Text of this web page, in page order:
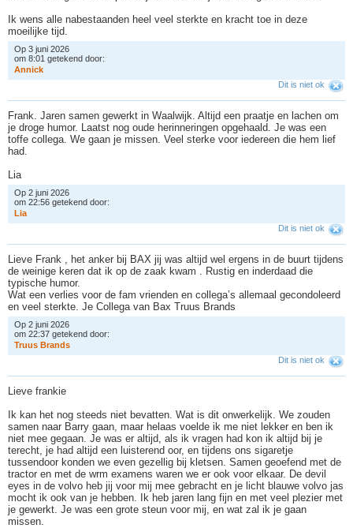
Ik wens alle nabestaanden heel veel sterkte en kracht toe in deze
moeilijke tijd.
Op 3 juni 2026
om 8:01 getekend door:
Annick
Dit is niet ok
Frank. Jaren samen gewerkt in Waalwijk. Altijd een praatje en lachen om
je droge humor. Laatst nog oude herinneringen opgehaald. Je was een
toffe collega. We gaan je missen. Veel sterke voor iedereen die hem lief
had.
Lia
Op 2 juni 2026
om 22:56 getekend door:
Lia
Dit is niet ok
Lieve Frank , het anker bij BAX jij was altijd wel ergens in de buurt tijdens
de weinige keren dat ik op de zaak kwam . Rustig en inderdaad die
typische humor.
Wat een verlies voor de fam vrienden en collega’s allemaal gecondoleerd
en veel sterkte. Je Collega van Bax Truus Brands
Op 2 juni 2026
om 22:37 getekend door:
Truus Brands
Dit is niet ok
Lieve frankie
Ik kan het nog steeds niet bevatten. Wat is dit onwerkelijk. We zouden
samen naar Barry gaan, maar helaas voelde ik me niet lekker en ben ik
niet mee gegaan. Je was er altijd, als ik vragen had kon ik altijd bij je
terecht, je had altijd een luisterend oor, en tijdens ons sigaretje
tussendoor konden we even gezellig bij kletsen. Samen geoefend met de
tractor en met de wrm examens waren we er ook voor elkaar. De devil
eyes in de volvo heb jij voor mij mee gebracht en je licht blauwe volvo jas
mocht ik ook van je hebben. Ik heb jaren lang fijn en met veel plezier met
je gewerkt. Je was een grote steun voor mij, en wat zal ik je gaan
missen.